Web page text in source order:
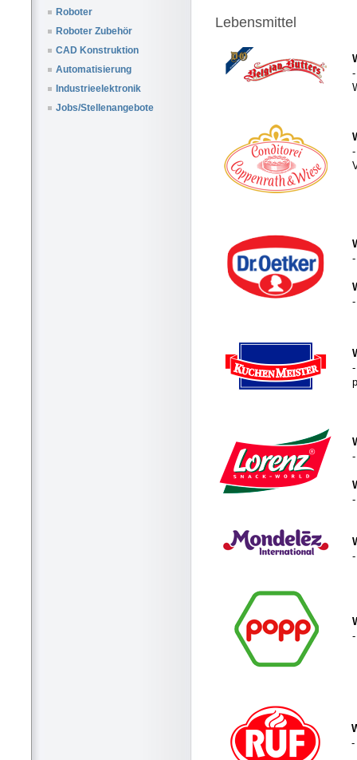
Roboter
Roboter Zubehör
CAD Konstruktion
Automatisierung
Industrieelektronik
Jobs/Stellenangebote
Lebensmittel
-